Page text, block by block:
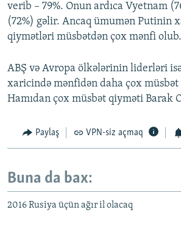
verib – 79%. Onun ardıca Vyetnam
(72%) gəlir. Ancaq ümumən Putinin
qiymətləri müsbətdən çox mənfi olub.
ABŞ və Avropa ölkələrinin liderləri
xaricində mənfidən daha çox
Hamıdan çox müsbət qiyməti Barak
Paylaş VPN-siz açmaq
Buna da bax:
2016 Rusiya üçün ağır il olacaq